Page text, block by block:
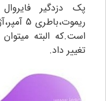
است.که البته
تغییر داد.